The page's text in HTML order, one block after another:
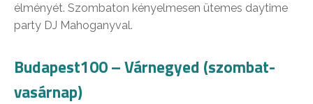
élményét. Szombaton kényelmesen ütemes daytime
party DJ Mahoganyval.
Budapest100 – Várnegyed (szombat-
vasárnap)